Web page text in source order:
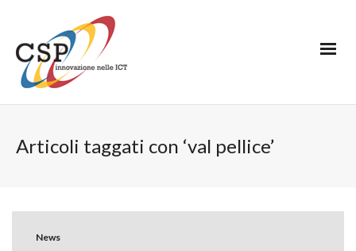
Articoli taggati con ‘val pellice’
News